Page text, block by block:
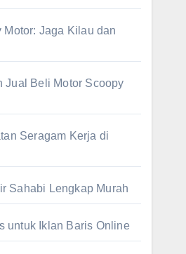
Motor: Jaga Kilau dan
Jual Beli Motor Scoopy
Seragam Kerja di
Sahabi Lengkap Murah
untuk Iklan Baris Online